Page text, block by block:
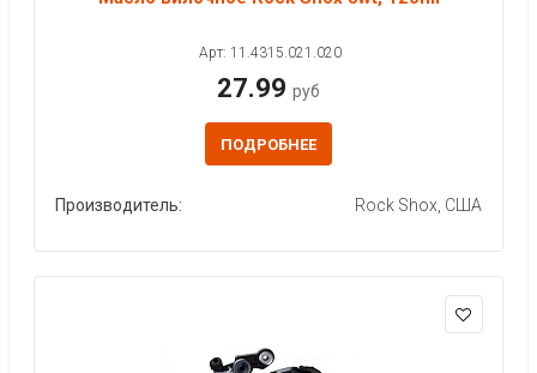
Арт: 11.4315.021.020
27.99 руб
ПОДРОБНЕЕ
Производитель: Rock Shox, США